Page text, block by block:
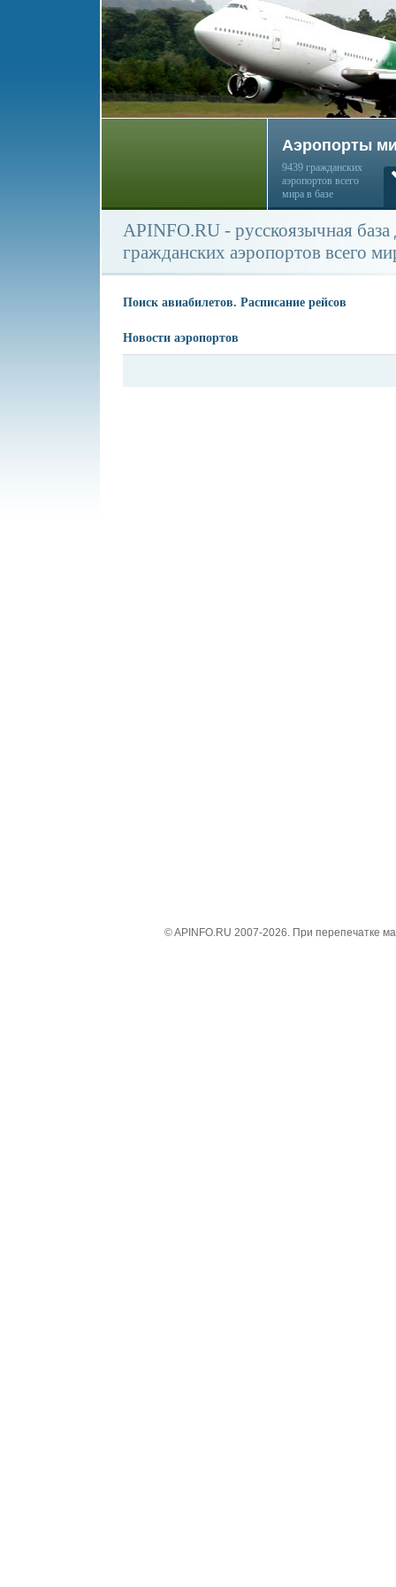
Аэропорты
9439 гражданских
аэропортов всего
мира в базе
APINFO.RU - русскоязычная
гражданских аэропортов всего
Поиск авиабилетов. Расписание рейсов
Новости аэропортов
© APINFO.RU 2007-2026. При перепечатке